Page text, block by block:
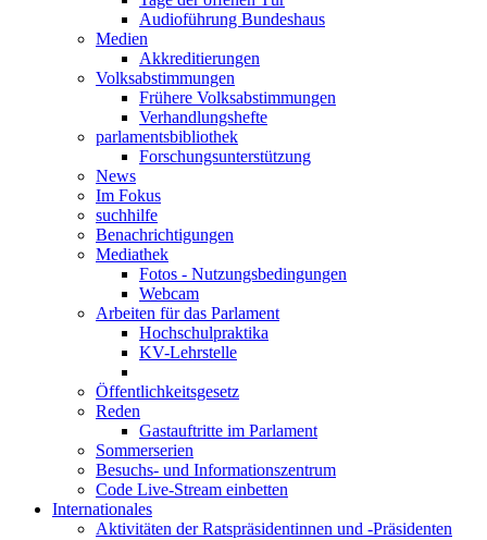
Audioführung Bundeshaus
Medien
Akkreditierungen
Volksabstimmungen
Frühere Volksabstimmungen
Verhandlungshefte
parlamentsbibliothek
Forschungsunterstützung
News
Im Fokus
suchhilfe
Benachrichtigungen
Mediathek
Fotos - Nutzungsbedingungen
Webcam
Arbeiten für das Parlament
Hochschulpraktika
KV-Lehrstelle
Öffentlichkeitsgesetz
Reden
Gastauftritte im Parlament
Sommerserien
Besuchs- und Informationszentrum
Code Live-Stream einbetten
Internationales
Aktivitäten der Ratspräsidentinnen und -Präsidenten